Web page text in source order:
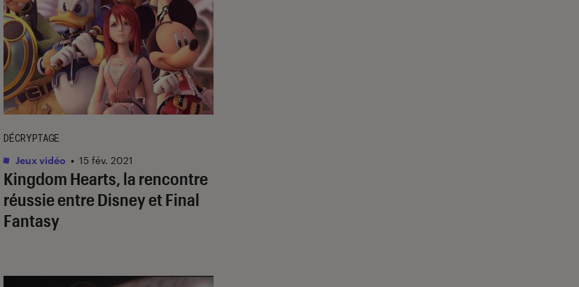
Kingdom Hearts, la rencontre
réussie entre Disney et Final
Fantasy
DÉCRYPTAGE
Jeux vidéo • 15 fév. 2021